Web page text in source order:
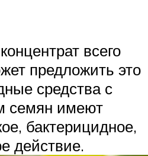
всего
предложить это
средства с
семян имеют
бактерицидное,
действие.